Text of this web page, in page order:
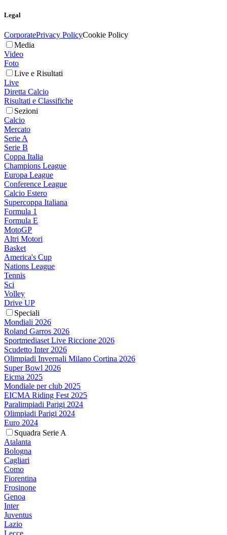
Legal
CorporatePrivacy PolicyCookie Policy
Media
Video
Foto
Live e Risultati
Live
Diretta Calcio
Risultati e Classifiche
Sezioni
Calcio
Mercato
Serie A
Serie B
Coppa Italia
Champions League
Europa League
Conference League
Calcio Estero
Supercoppa Italiana
Formula 1
Formula E
MotoGP
Altri Motori
Basket
America's Cup
Nations League
Tennis
Sci
Volley
Drive UP
Speciali
Mondiali 2026
Roland Garros 2026
Sportmediaset Live Riccione 2026
Scudetto Inter 2026
Olimpiadi Invernali Milano Cortina 2026
Super Bowl 2026
Eicma 2025
Mondiale per club 2025
EICMA Riding Fest 2025
Paralimpiadi Parigi 2024
Olimpiadi Parigi 2024
Euro 2024
Squadra Serie A
Atalanta
Bologna
Cagliari
Como
Fiorentina
Frosinone
Genoa
Inter
Juventus
Lazio
Lecce